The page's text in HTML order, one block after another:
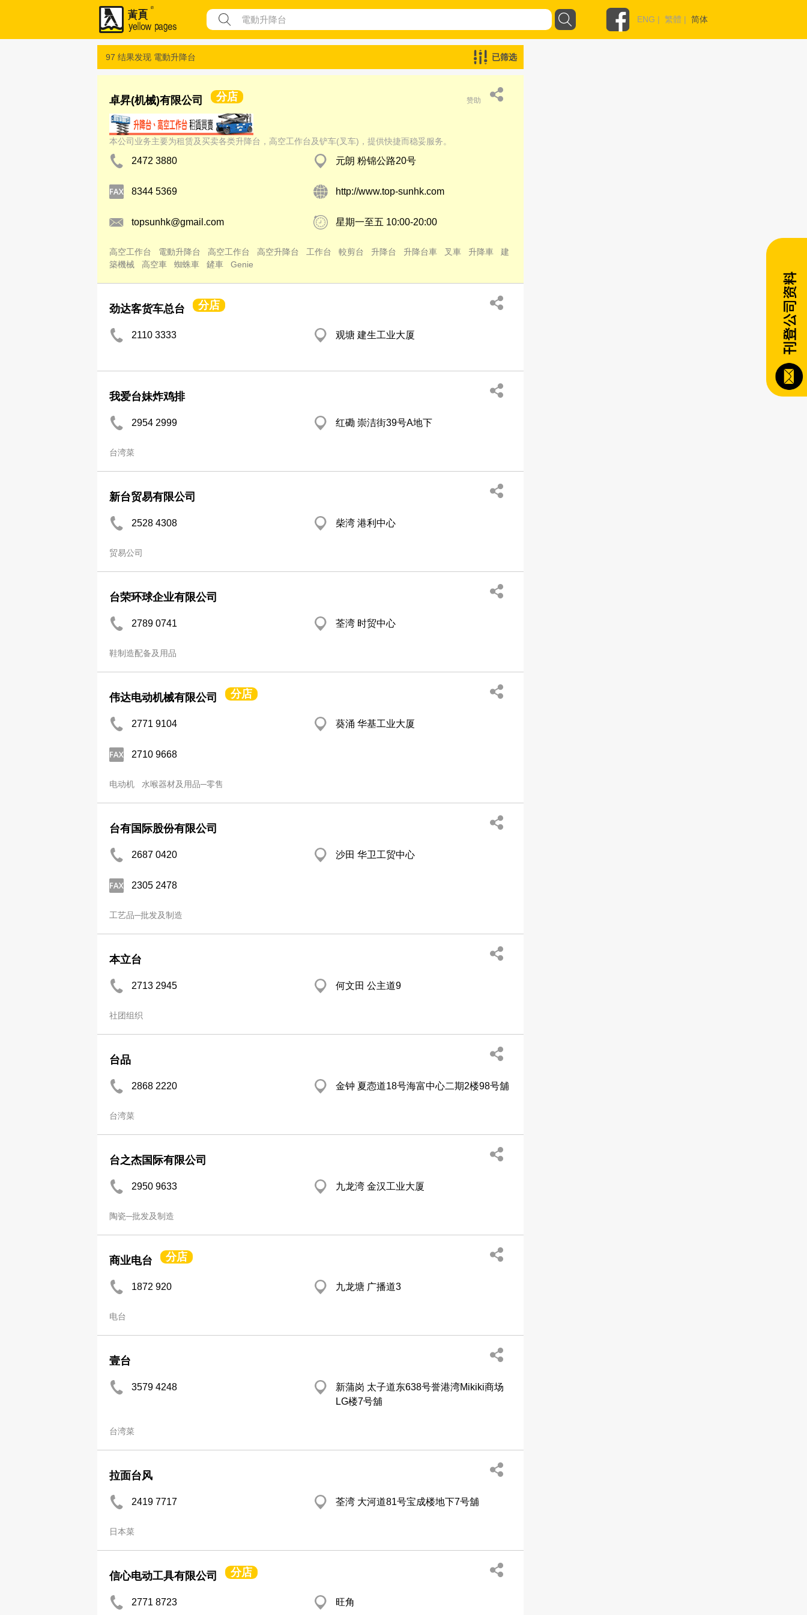
ENG | 繁體 | 简体
97 结果发现 電動升降台 已筛选
卓昇(机械)有限公司 分店 赞助
本公司业务主要为租赁及买卖各类升降台，高空工作台及铲车(叉车)，提供快捷而稳妥服务。
2472 3880 元朗 粉锦公路20号
8344 5369 http://www.top-sunhk.com
topsunhk@gmail.com 星期一至五 10:00-20:00
高空工作台 電動升降台 高空工作台 高空升降台 工作台 較剪台 升降台 升降台車 叉車 升降車
建
築機械
高空車 蜘蛛車 鏟車 Genie
劲达客货车总台 分店
2110 3333 观塘 建生工业大厦
我爱台妹炸鸡排
2954 2999 红磡 崇洁街39号A地下
台湾菜
新台贸易有限公司
2528 4308 柴湾 港利中心
贸易公司
台荣环球企业有限公司
2789 0741 荃湾 时贸中心
鞋制造配备及用品
伟达电动机械有限公司 分店
2771 9104 葵涌 华基工业大厦
2710 9668
电动机 水喉器材及用品─零售
台有国际股份有限公司
2687 0420 沙田 华卫工贸中心
2305 2478
工艺品─批发及制造
本立台
2713 2945 何文田 公主道9
社团组织
台品
2868 2220 金钟 夏悫道18号海富中心二期2楼98号舖
台湾菜
台之杰国际有限公司
2950 9633 九龙湾 金汉工业大厦
陶瓷─批发及制造
商业电台 分店
1872 920 九龙塘 广播道3
电台
壹台
3579 4248
新蒲岗 太子道东638号誉港湾Mikiki商场
LG楼7号舖
台湾菜
拉面台风
2419 7717 荃湾 大河道81号宝成楼地下7号舖
日本菜
信心电动工具有限公司 分店
2771 8723 旺角